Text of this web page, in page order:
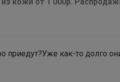
приедут?Уже как-то долго